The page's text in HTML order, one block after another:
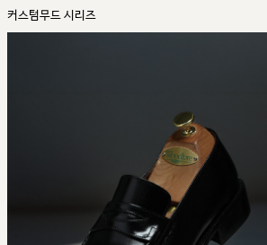
커스텀무드 시리즈